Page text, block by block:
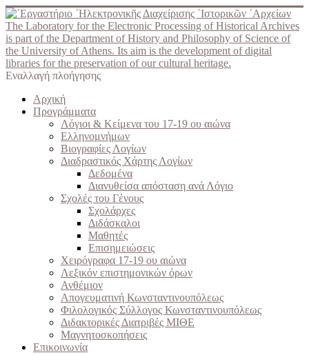
The Laboratory for the Electronic Processing of Historical Archives
is part of the Department of History and Philosophy of Science of
the University of Athens. Its aim is the development of digital
libraries for the preservation of our cultural heritage.
Εναλλαγή πλοήγησης
Αρχική
Προγράμματα
Λόγιοι & Κείμενα του 17-19 ου αιώνα
Ελληνομνήμων
Βιογραφίες Λογίων
Διαδραστικός Χάρτης Λογίων
Δεδομένα
Διανυθείσα απόσταση ανά Λόγιο
Σχολές του Γένους
Σχολάρχες
Διδάσκαλοι
Μαθητές
Επισημειώσεις
Χειρόγραφα 17-19 ου αιώνα
Λεξικόν επιστημονικών όρων
Ανθέμιον
Απογευματινή Κωνσταντινουπόλεως
Φιλολογικός Σύλλογος Κωνσταντινουπόλεως
Διδακτορικές Διατριβές ΜΙΘΕ
Μαγνητοσκοπήσεις
Επικοινωνία